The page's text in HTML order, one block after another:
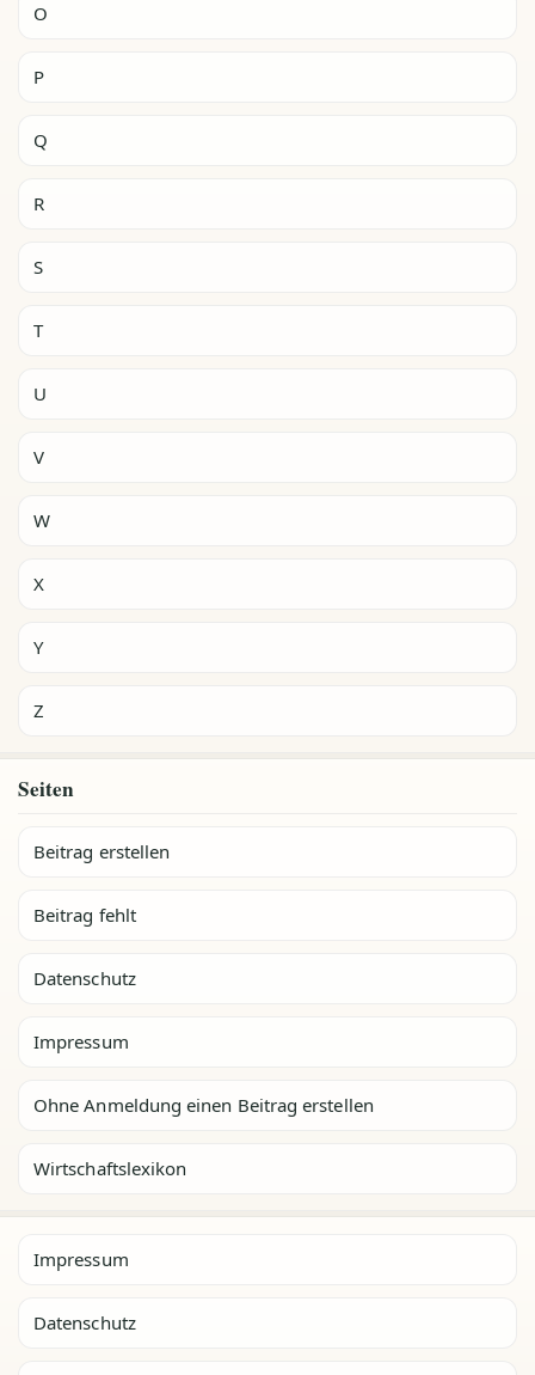
O
P
Q
R
S
T
U
V
W
X
Y
Z
Seiten
Beitrag erstellen
Beitrag fehlt
Datenschutz
Impressum
Ohne Anmeldung einen Beitrag erstellen
Wirtschaftslexikon
Impressum
Datenschutz